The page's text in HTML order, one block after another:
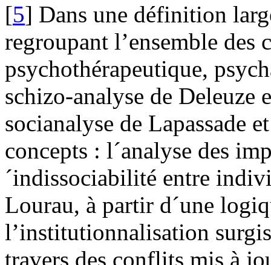
[5] Dans une définition
regroupant l’ensemble des
psychothérapeutique,
schizo-analyse de Deleuze
socianalyse de Lapassade
concepts : l´analyse des
´indissociabilité entre
Lourau, à partir d´une
l’institutionnalisation
travers des conflits mis à